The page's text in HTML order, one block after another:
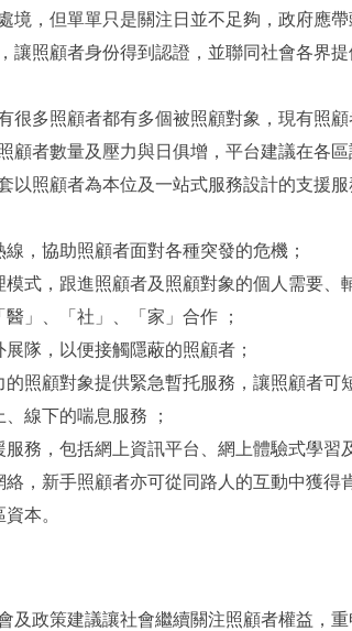
境，但單單只是關注日並不足夠，政府應
讓照顧者身份得到認證，並聯同社會各界提
很多照顧者都有多個被照顧對象，現有照
顧者數量及壓力與日俱增，平台建議在各
以照顧者為本位及一站式服務設計的支援
，協助照顧者面對各種突發的危機；
模式，跟進照顧者及照顧對象的個人需要
」、「社」、「家」合作 ；
隊，以便接觸隱蔽的照顧者；
照顧對象提供緊急暫托服務，讓照顧者可
線下的喘息服務 ；
務，包括網上資訊平台、網上體驗式學習
，新手照顧者亦可從同路人的互動中獲得
本。
及政策建議讓社會繼續關注照顧者權益，